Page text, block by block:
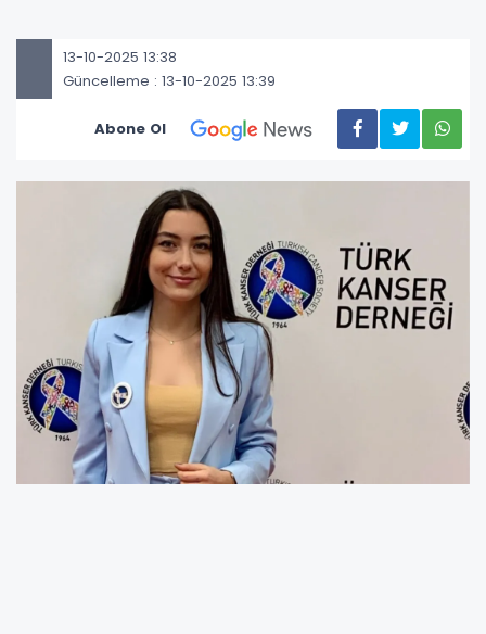
13-10-2025 13:38
Güncelleme : 13-10-2025 13:39
Abone Ol